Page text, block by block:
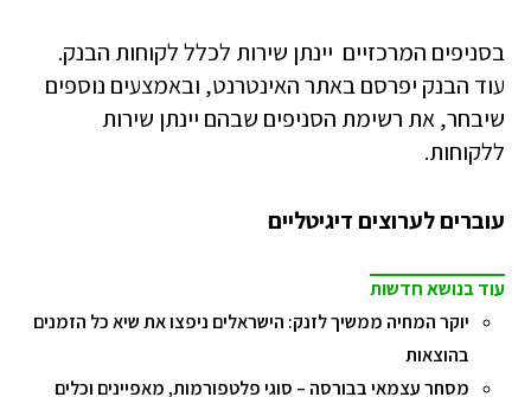
בסניפים המרכזיים יינתן שירות לכלל לקוחות הבנק.
עוד הבנק יפרסם באתר האינטרנט, ובאמצעים נוספים
שיבחר, את רשימת הסניפים שבהם יינתן שירות
ללקוחות.
עוברים לערוצים דיגיטליים
עוד בנושא חדשות
יוקר המחיה ממשיך לזנק: הישראלים ניפצו את שיא כל הזמנים
בהוצאות
מסחר עצמאי בבורסה – סוגי פלטפורמות, מאפיינים וכלים